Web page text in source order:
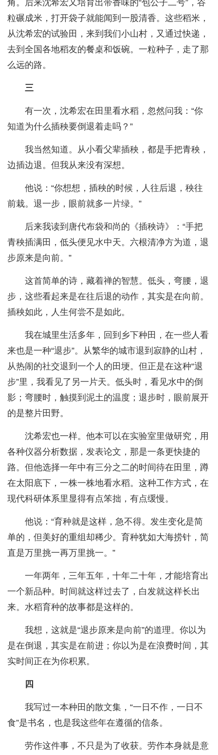
角。后来沈希宏又培育出带香味的“包公子二号”，谷
粒碾成米，打开袋子就能闻到一股清香。这些稻米，
从沈希宏的试验田，来到我们小山村，又通过快递，
去到全国各地稻友的餐桌和饭碗。一粒种子，走了那
么远的路。
三
有一次，沈希宏在田里看水稻，忽然问我：“你
知道为什么插秧要倒退着走吗？”
我当然知道。从小看父辈插秧，都是手把青秧，
边插边退。但我从来没有深想。
他说：“你想想，插秧的时候，人往后退，秧往
前栽。退一步，眼前就多一片绿。”
后来我读到唐代布袋和尚的《插秧诗》：“手把
青秧插满田，低头便见水中天。六根清净方为道，退
步原来是向前。”
这首简单的诗，藏着禅的智慧。低头，弯腰，退
步，这些看起来是在往后退的动作，其实是在向前。
插秧如此，人生何尝不是如此。
我在城里生活多年，回到乡下种田，在一些人看
来也是一种“退步”。从繁华的城市退到寂静的山村，
从热闹的社交退到一个人的田埂。但正是在这种“退
步”里，我看见了另一片天。低头时，看见水中的倒
影；弯腰时，触摸到泥土的温度；退步时，眼前展开
的是整片田野。
沈希宏也一样。他本可以在实验室里做研究，用
各种仪器分析数据，发表论文，那是一条更快捷的
路。但他选择一年中有三分之二的时间待在田里，蹲
在太阳底下，一株一株地看水稻。这种工作方式，在
现代科研体系里显得有点笨拙，有点缓慢。
他说：“育种就是这样，急不得。发生变化是简
单的，但美好的重组却稀少。育种犹如大海捞针，简
直是万里挑一再万里挑一。”
一年两年，三年五年，十年二十年，才能培育出
一个新品种。时间就这样过去了，白发就这样长出
来。水稻育种的故事都是这样的。
我想，这就是“退步原来是向前”的道理。你以为
是在倒退，其实是在前进；你以为是在浪费时间，其
实时间正在为你积累。
四
我写过一本种田的散文集，“一日不作，一日不
食”是书名，也是我这些年在遵循的信条。
劳作这件事，不只是为了收获。劳作本身就是意